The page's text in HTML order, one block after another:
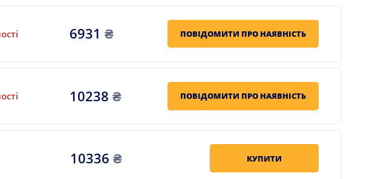
6931 ₴ ПОВІДОМИТИ ПРО НАЯВНІСТЬ
10238 ₴ ПОВІДОМИТИ ПРО НАЯВНІСТЬ
10336₴ КУПИТИ